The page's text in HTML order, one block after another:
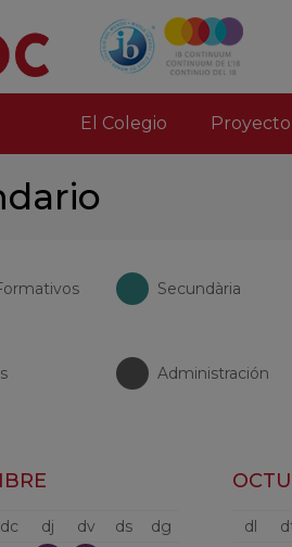
El Colegio
Secundària
Administración
dc dj dv ds
dg
dl